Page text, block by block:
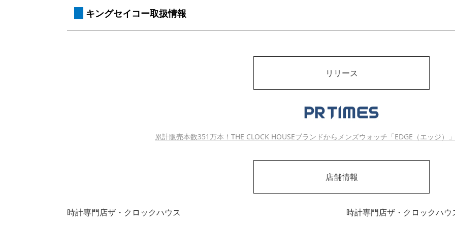
キングセイコー取扱情報
リリース
累計販売本数351万本！THE CLOCK HOUSEブランドからメンズウォッチ「EDGE（エッジ）
店舗情報
時計専門店ザ・クロックハウス
時計専門店ザ・クロックハウ